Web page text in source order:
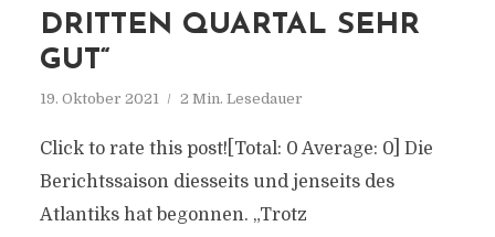
DRITTEN QUARTAL SEHR
GUT“
19. Oktober 2021 2 Min. Lesedauer
Click to rate this post![Total: 0 Average: 0] Die
Berichtssaison diesseits und jenseits des
Atlantiks hat begonnen. „Trotz